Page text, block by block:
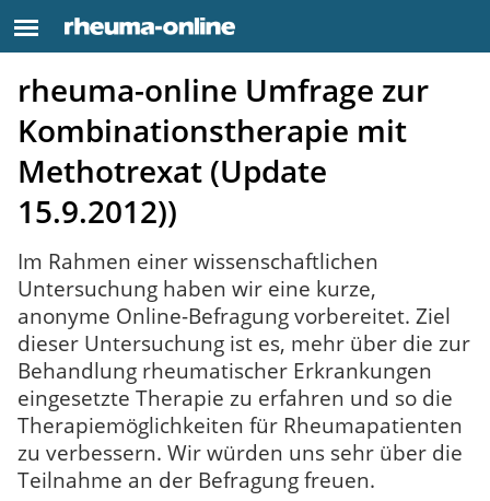
rheuma-online Umfrage zur
Kombinationstherapie mit
Methotrexat (Update
15.9.2012))
Im Rahmen einer wissenschaftlichen
Untersuchung haben wir eine kurze,
anonyme Online-Befragung vorbereitet. Ziel
dieser Untersuchung ist es, mehr über die zur
Behandlung rheumatischer Erkrankungen
eingesetzte Therapie zu erfahren und so die
Therapiemöglichkeiten für Rheumapatienten
zu verbessern. Wir würden uns sehr über die
Teilnahme an der Befragung freuen.